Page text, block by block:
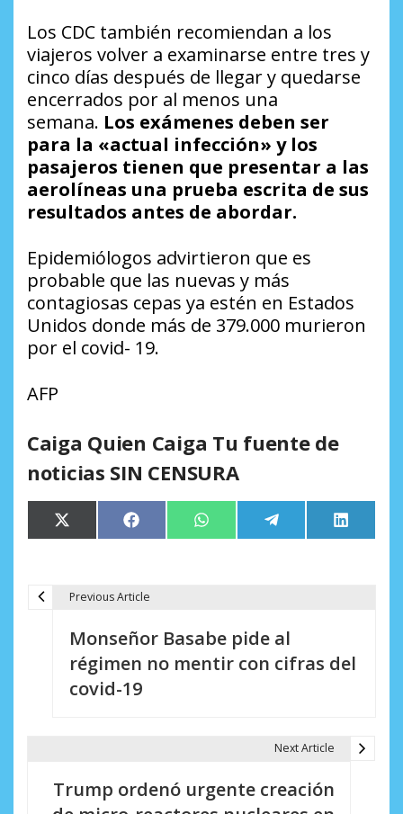
Los CDC también recomiendan a los
viajeros volver a examinarse entre tres y
cinco días después de llegar y quedarse
encerrados por al menos una
semana. Los exámenes deben ser
para la «actual infección» y los
pasajeros tienen que presentar a las
aerolíneas una prueba escrita de sus
resultados antes de abordar.
Epidemiólogos advirtieron que es
probable que las nuevas y más
contagiosas cepas ya estén en Estados
Unidos donde más de 379.000 murieron
por el covid- 19.
AFP
Caiga Quien Caiga Tu fuente de
noticias SIN CENSURA
Compartir
en
X
(Twitter)
Compartir
en
Facebook Compartir
en
WhatsApp Compartir
en
Telegram
en
LinkedIn
Previous Article
Monseñor Basabe pide al
régimen no mentir con cifras del
covid-19
Next Article
Trump ordenó urgente creación